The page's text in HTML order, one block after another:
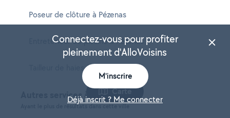
Poseur de clôture à Pézenas
Entreteneur de piscine à Pézenas
Tailleur de haies à Pézenas
Autres services à Pézenas
Ayant le plus de résultats dans cette ville
Carte
Connectez-vous pour profiter
pleinement d'AlloVoisins
M'inscrire
Déjà inscrit ? Me connecter